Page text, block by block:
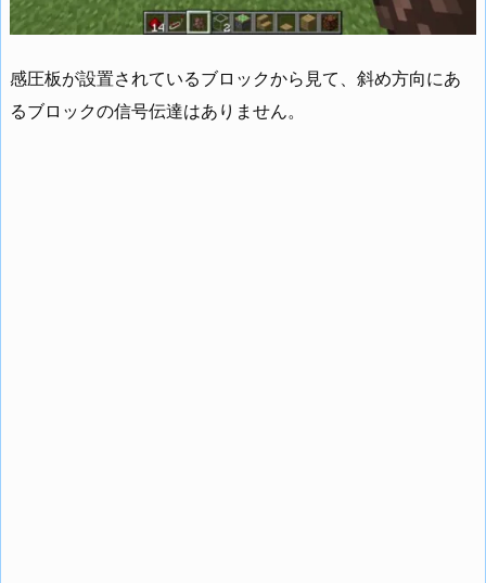
感圧板が設置されているブロックから見て、斜め方向にあ
るブロックの信号伝達はありません。